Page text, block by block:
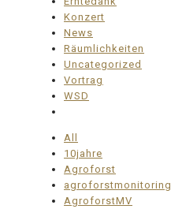
Konzert
News
Räumlichkeiten
Uncategorized
Vortrag
WSD
All
10jahre
Agroforst
agroforstmonitoring
AgroforstMV